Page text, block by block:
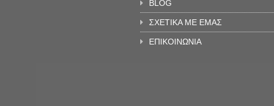
BLOG
ΣΧΕΤΙΚΑ ΜΕ ΕΜΑΣ
ΕΠΙΚΟΙΝΩΝΙΑ